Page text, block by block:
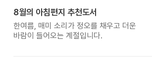
8월의 아침편지 추천도서
한여름, 매미 소리가 정오를 채우고 더운
바람이 들어오는 계절입니다.